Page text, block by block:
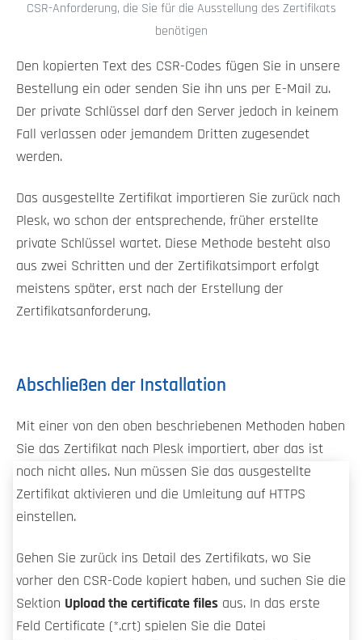
CSR-Anforderung, die Sie für die Ausstellung des Zertifikats
benötigen
Den kopierten Text des CSR-Codes fügen Sie in unsere
Bestellung ein oder senden Sie ihn uns per E-Mail zu.
Der private Schlüssel darf den Server jedoch in keinem
Fall verlassen oder jemandem Dritten zugesendet
werden.
Das ausgestellte Zertifikat importieren Sie zurück nach
Plesk, wo schon der entsprechende, früher erstellte
private Schlüssel wartet. Diese Methode besteht also
aus zwei Schritten und der Zertifikatsimport erfolgt
meistens später, erst nach der Erstellung der
Zertifikatsanforderung.
Abschließen der Installation
Mit einer von den oben beschriebenen Methoden haben
Sie das Zertifikat nach Plesk importiert, aber das ist
noch nicht alles. Nun müssen Sie das ausgestellte
Zertifikat aktivieren und die Umleitung auf HTTPS
einstellen.
Gehen Sie zurück ins Detail des Zertifikats, wo Sie
vorher den CSR-Code kopiert haben, und suchen Sie die
Sektion Upload the certificate files aus. In das erste
Feld Certificate (*.crt) spielen Sie die Datei